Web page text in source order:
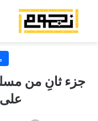
جزء ثانِ من